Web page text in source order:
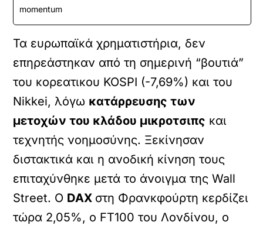
momentum
Τα ευρωπαϊκά χρηματιστήρια, δεν
επηρεάστηκαν από τη σημερινή “βουτιά”
του κορεατικου KOSPI (-7,69%) και του
Nikkei, λόγω κατάρρευσης των
μετοχών του κλάδου μικροτσιπς και
τεχνητής νοημοσύνης. Ξεκίνησαν
διστακτικά και η ανοδική κίνηση τους
επιταχύνθηκε μετά το άνοιγμα της Wall
Street. Ο DAX στη Φρανκφούρτη κερδίζει
τώρα 2,05%, ο FT100 του Λονδίνου, ο